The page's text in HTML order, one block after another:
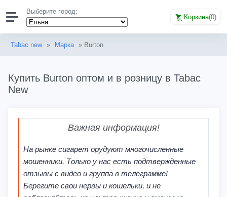
Выберите город:
Корзина(0)
Tabac new » Марка » Burton
Купить Burton оптом и в розницу в Tabac
New
Важная информация!
На рынке сигарет орудуют многочисленные
мошенники. Только у нас есть подтвержденные
отзывы с видео и группа в телеграмме!
Берегите свои нервы и кошельки, и не